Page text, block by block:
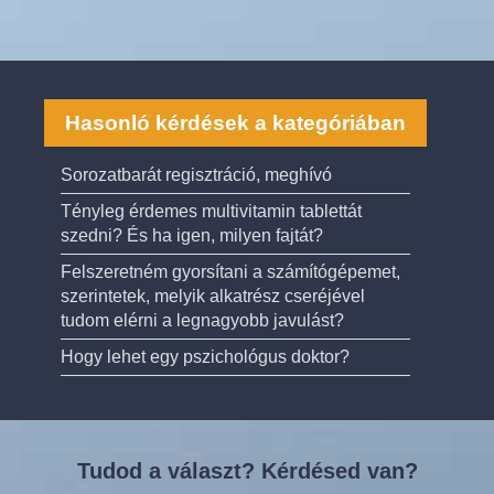
Hasonló kérdések a kategóriában
Sorozatbarát regisztráció, meghívó
Tényleg érdemes multivitamin tablettát
szedni? És ha igen, milyen fajtát?
Felszeretném gyorsítani a számítógépemet,
szerintetek, melyik alkatrész cseréjével
tudom elérni a legnagyobb javulást?
Hogy lehet egy pszichológus doktor?
Tudod a választ? Kérdésed van?